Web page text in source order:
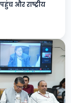
और राष्ट्रीय